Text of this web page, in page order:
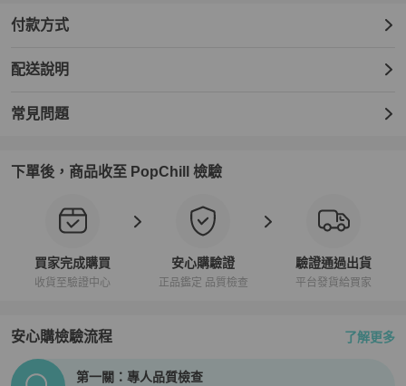
付款方式
配送說明
常見問題
下單後，商品收至 PopChill 檢驗
買家完成購買
收貨至驗證中心
安心購驗證
正品鑑定 品質檢查
驗證通過出貨
平台發貨給買家
安心購檢驗流程 了解更多
PopChill拍拍圈正品驗證、安心購檢驗流程介紹
第一關：專人品質檢查